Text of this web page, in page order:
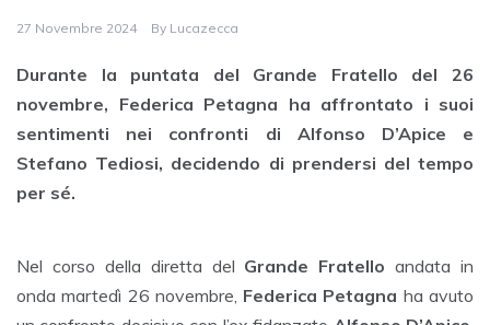
27 Novembre 2024 By Lucazecca
Durante la puntata del Grande Fratello del 26
novembre, Federica Petagna ha affrontato i suoi
sentimenti nei confronti di Alfonso D’Apice e
Stefano Tediosi, decidendo di prendersi del tempo
per sé.
Nel corso della diretta del Grande Fratello andata in
onda martedì 26 novembre, Federica Petagna ha avuto